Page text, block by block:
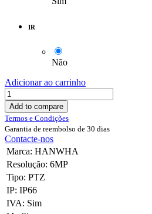
IR
Não
Adicionar ao carrinho
Add to compare
Termos e Condições
Garantia de reembolso de 30 dias
Contacte-nos
Marca: HANWHA
Resolução: 6MP
Tipo: PTZ
IP: IP66
IVA: Sim